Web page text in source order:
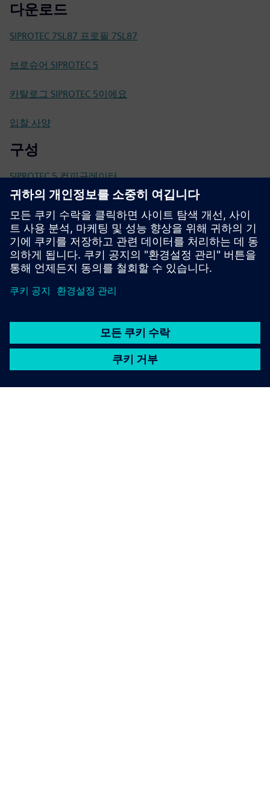
다운로드
SIPROTEC 7SL87 프로필 7SL87
브로슈어 SIPROTEC 5
카탈로그 SIPROTEC 5이에요
입찰 사양
구성
SIPROTEC 5 컨피규레이터
SiePortal - 온라인 샵
SIPROTEC 7SL87 온 사이트 포털 7SL87
기술 문서, 펌웨어, 소프트웨어 애플리케이션 예제 및 FAQ